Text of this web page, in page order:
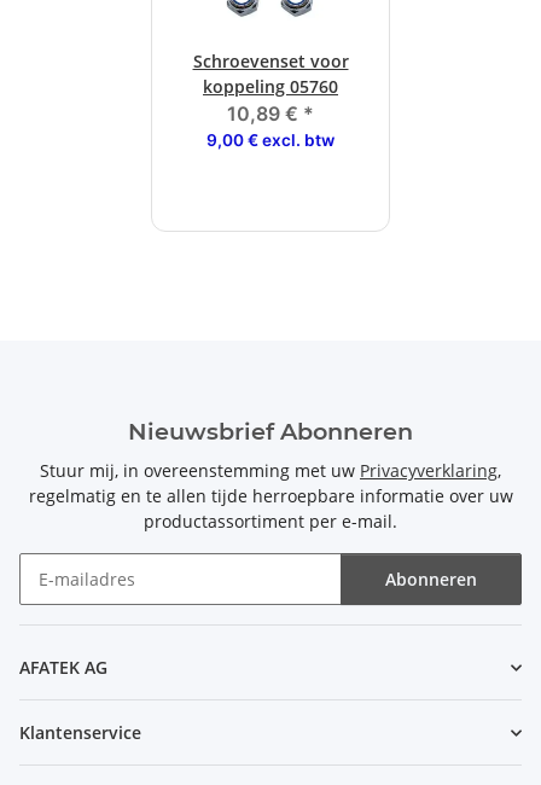
Schroevenset voor
koppeling 05760
10,89 € *
9,00 € excl. btw
Nieuwsbrief Abonneren
Stuur mij, in overeenstemming met uw Privacyverklaring,
regelmatig en te allen tijde herroepbare informatie over uw
productassortiment per e-mail.
Abonneren
AFATEK AG
Klantenservice